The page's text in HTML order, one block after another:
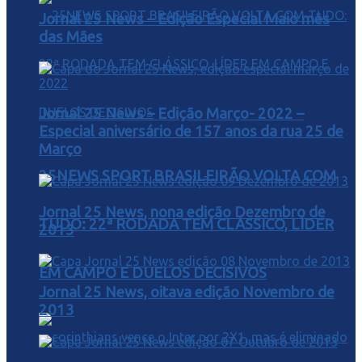
25NEWS SPORT BRASILEIRÃO VOLTA COM
TUDO: 22ª RODADA TEM CLÁSSICO, LÍDER
EM CAMPO E DUELOS DECISIVOS
Jornal 25 News – Edição Especial Maio mês
das Mães
Jornal 25 News – Edição Março- 2022 –
Especial aniversário de 157 anos da rua 25 de
Março
Jornal 25 News, nona edição Dezembro de
2013
Jornal 25 News, oitava edição Novembro de
2013